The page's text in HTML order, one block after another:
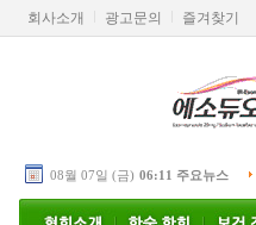
회사소개 광고문의 즐겨찾기
08월 07일 (금) 06:11 주요뉴스